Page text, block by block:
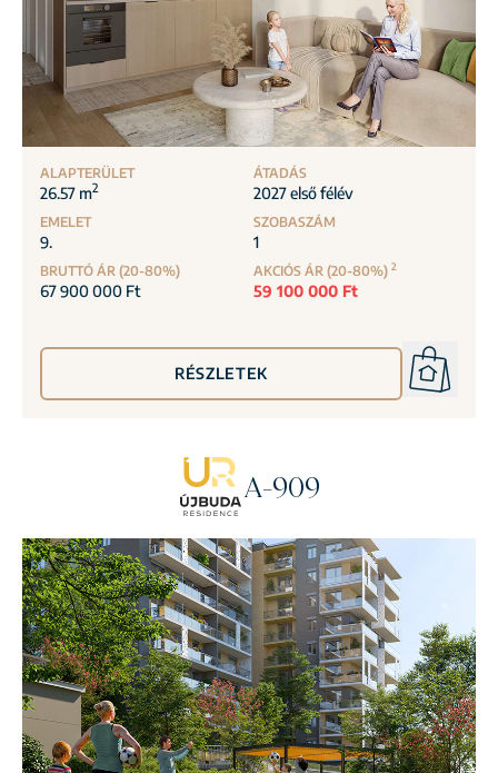
ALAPTERÜLET
26.57 m2
ÁTADÁS
2027 első félév
EMELET
9.
SZOBASZÁM
1
BRUTTÓ ÁR (20-80%)
67 900 000 Ft
AKCIÓS ÁR (20-80%) 2
59 100 000 Ft
RÉSZLETEK
A-909